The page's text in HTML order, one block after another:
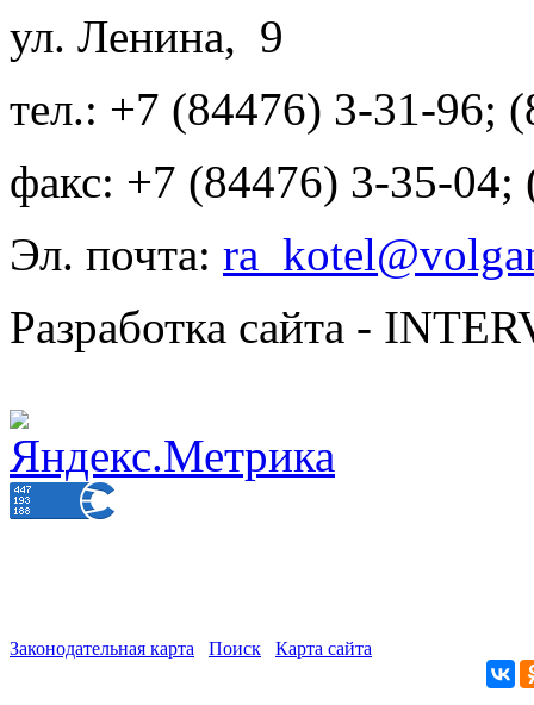
ул. Ленина, 9
тел.: +7 (84476) 3-31-96;
факс: +7 (84476) 3-35-04;
Эл. почта:
Разработка сайта -
Законодательная карта Поиск Карта сайта